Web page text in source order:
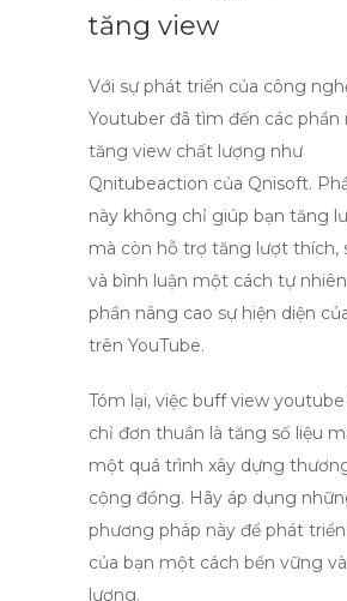
tăng view
Với sự phát triển của công
Youtuber đã tìm đến các phần
tăng view chất lượng như
Qnitubeaction của Qnisoft.
này không chỉ giúp bạn tăng
mà còn hỗ trợ tăng lượt thích,
và bình luận một cách tự
phần nâng cao sự hiện diện
trên YouTube.
Tóm lại, việc buff view youtube
chỉ đơn thuần là tăng số liệu
một quá trình xây dựng
cộng đồng. Hãy áp dụng
phương pháp này để phát
của bạn một cách bền vững
lượng.